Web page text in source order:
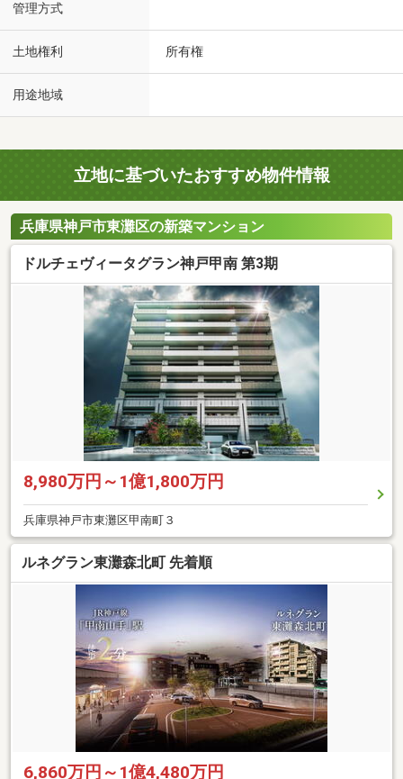
管理方式
土地権利 所有権
用途地域
立地に基づいたおすすめ物件情報
兵庫県神戸市東灘区の新築マンション
ドルチェヴィータグラン神戸甲南 第3期
8,980万円～1億1,800万円
兵庫県神戸市東灘区甲南町３
ルネグラン東灘森北町 先着順
6,860万円～1億4,480万円